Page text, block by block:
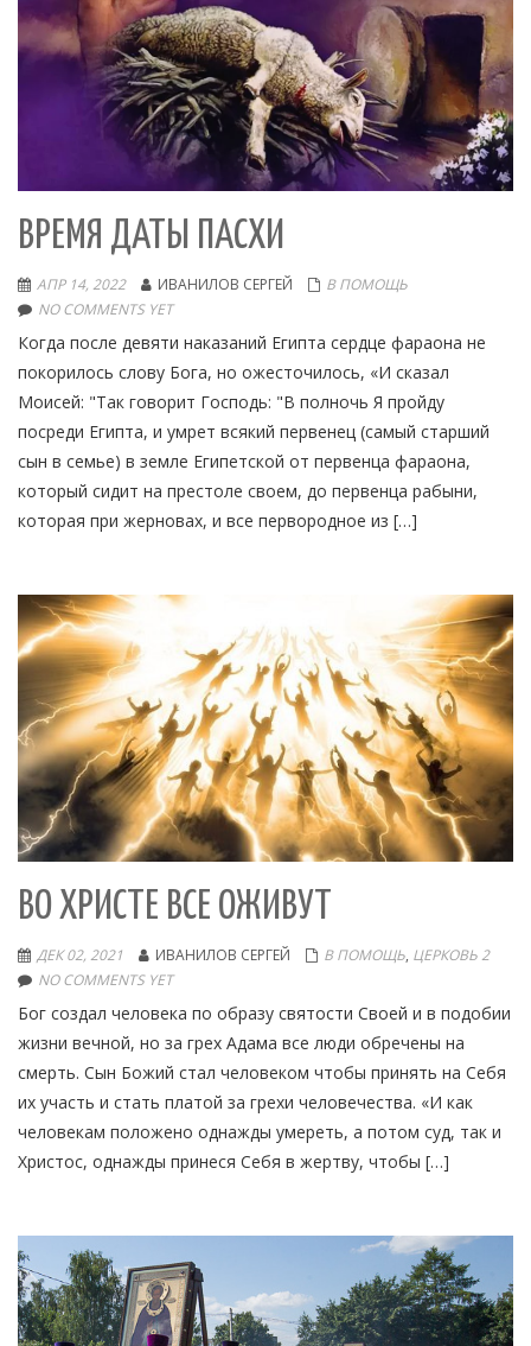
ВРЕМЯ ДАТЫ ПАСХИ
АПР 14, 2022 ИВАНИЛОВ СЕРГЕЙ
В ПОМОЩЬ
NO COMMENTS YET
Когда после девяти наказаний Египта сердце фараона не
покорилось слову Бога, но ожесточилось, «И сказал
Моисей: "Так говорит Господь: "В полночь Я пройду
посреди Египта, и умрет всякий первенец (самый старший
сын в семье) в земле Египетской от первенца фараона,
который сидит на престоле своем, до первенца рабыни,
которая при жерновах, и все первородное из […]
ВО ХРИСТЕ ВСЕ ОЖИВУТ
ДЕК 02, 2021 ИВАНИЛОВ СЕРГЕЙ В ПОМОЩЬ, ЦЕРКОВЬ 2
NO COMMENTS YET
Бог создал человека по образу святости Своей и в подобии
жизни вечной, но за грех Адама все люди обречены на
смерть. Сын Божий стал человеком чтобы принять на Себя
их участь и стать платой за грехи человечества. «И как
человекам положено однажды умереть, а потом суд, так и
Христос, однажды принеся Себя в жертву, чтобы […]